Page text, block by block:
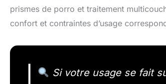
prismes de porro et traitement
confort et contraintes d’usage
Si votre usage se fait